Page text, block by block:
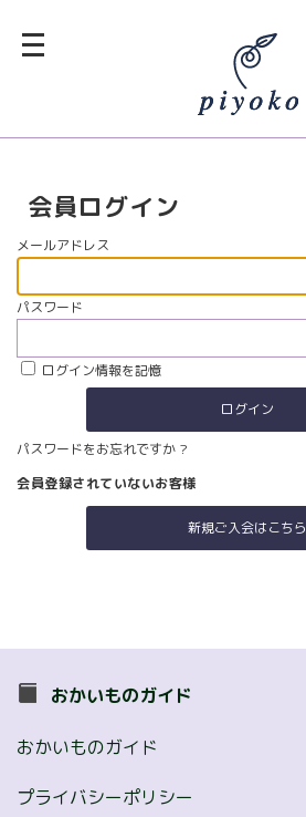
会員ログイン
メールアドレス
パスワード
ログイン情報を記憶
パスワードをお忘れですか ?
会員登録されていないお客様
新規ご入会はこちら
おかいものガイド
おかいものガイド
プライバシーポリシー